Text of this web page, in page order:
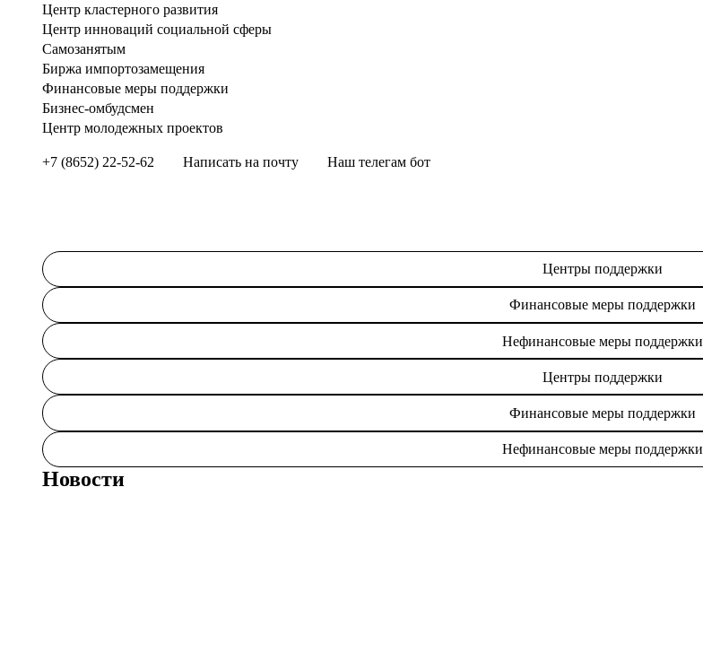
Центр кластерного развития
Центр инноваций социальной сферы
Cамозанятым
Биржа импортозамещения
Финансовые меры поддержки
Бизнес-омбудсмен
Центр молодежных проектов
+7 (8652) 22-52-62 Написать на почту Наш телегам бот
Центры поддержки
Финансовые меры поддержки
Нефинансовые меры поддержки
Центры поддержки
Финансовые меры поддержки
Нефинансовые меры поддержки
Новости